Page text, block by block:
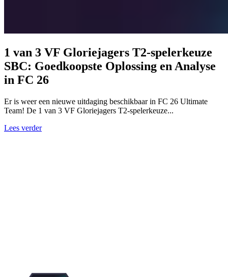
1 van 3 VF Gloriejagers T2-spelerkeuze
SBC: Goedkoopste Oplossing en Analyse
in FC 26
Er is weer een nieuwe uitdaging beschikbaar in FC 26 Ultimate
Team! De 1 van 3 VF Gloriejagers T2-spelerkeuze...
Lees verder